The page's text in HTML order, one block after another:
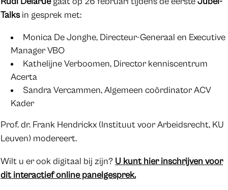
Talksin gesprek met:
Monica De Jonghe, Directeur-Generaal en Executive
Manager VBO
Kathelijne Verboomen, Director kenniscentrum
Acerta
Sandra Vercammen, Algemeen coördinator ACV
Kader
Prof. dr. Frank Hendrickx (Instituut voor Arbeidsrecht, KU
Leuven) modereert.
Wilt u er ook digitaal bij zijn? U kunt hier inschrijven voor
dit interactief online panelgesprek.